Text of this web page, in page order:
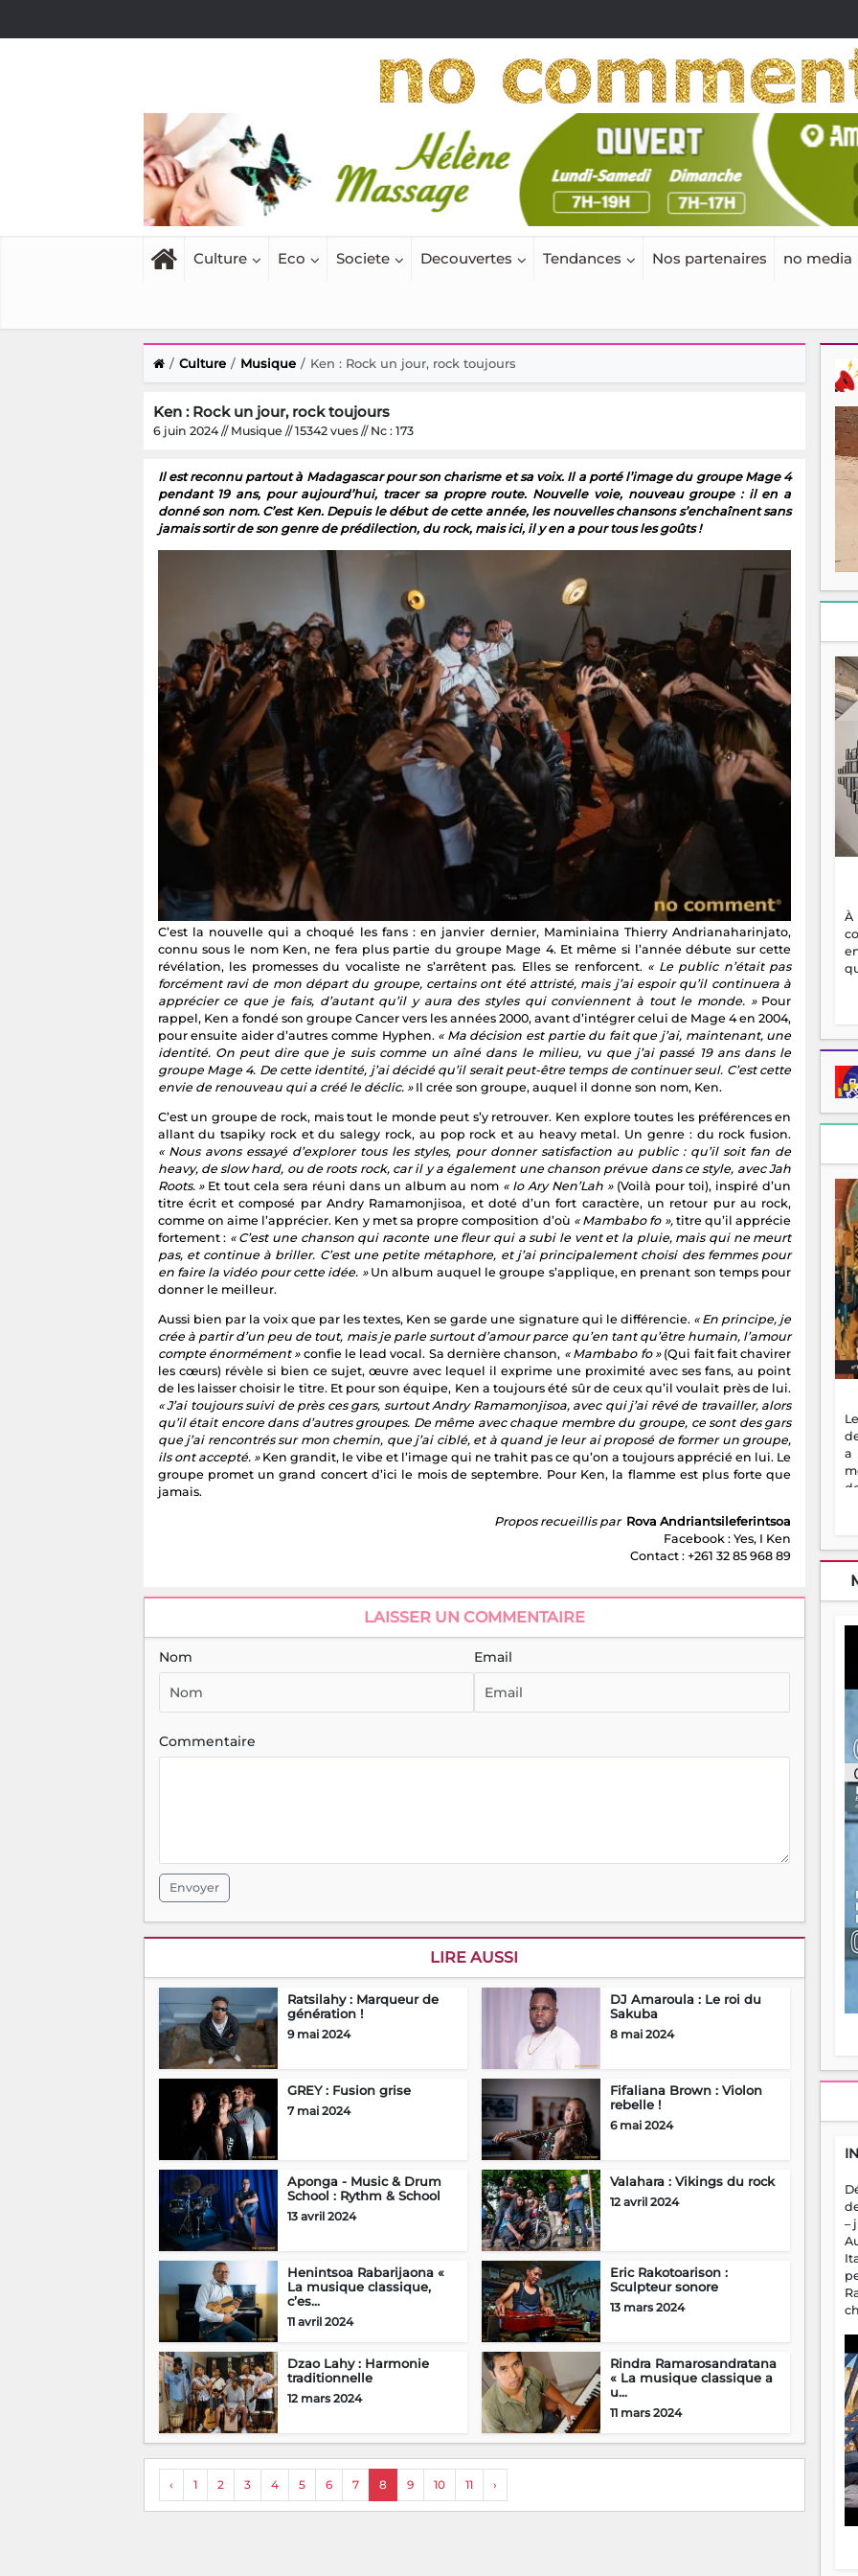
Culture Eco Societe Decouvertes Tendances Nos partenaires no media
Culture Musique Ken : Rock un jour, rock toujours
Ken : Rock un jour, rock toujours
6 juin 2024 // Musique // 15342 vues // Nc : 173
Il est reconnu partout à Madagascar pour son charisme et sa voix. Il a porté l’image du groupe Mage 4
pendant 19 ans, pour aujourd’hui, tracer sa propre route. Nouvelle voie, nouveau groupe : il en a
donné son nom. C’est Ken. Depuis le début de cette année, les nouvelles chansons s’enchaînent sans
jamais sortir de son genre de prédilection, du rock, mais ici, il y en a pour tous les goûts !
C’est la nouvelle qui a choqué les fans : en janvier dernier, Maminiaina Thierry Andrianaharinjato,
connu sous le nom Ken, ne fera plus partie du groupe Mage 4. Et même si l’année débute sur cette
révélation, les promesses du vocaliste ne s’arrêtent pas. Elles se renforcent. « Le public n’était pas
forcément ravi de mon départ du groupe, certains ont été attristé, mais j’ai espoir qu’il continuera à
apprécier ce que je fais, d’autant qu’il y aura des styles qui conviennent à tout le monde. »Pour
rappel, Ken a fondé son groupe Cancer vers les années 2000, avant d’intégrer celui de Mage 4 en 2004,
pour ensuite aider d’autres comme Hyphen. « Ma décision est partie du fait que j’ai, maintenant, une
identité. On peut dire que je suis comme un aîné dans le milieu, vu que j’ai passé 19 ans dans le
groupe Mage 4. De cette identité, j’ai décidé qu’il serait peut-être temps de continuer seul. C’est cette
envie de renouveau qui a créé le déclic. »Il crée son groupe, auquel il donne son nom, Ken.
C’est un groupe de rock, mais tout le monde peut s’y retrouver. Ken explore toutes les préférences en
allant du tsapiky rock et du salegy rock, au pop rock et au heavy metal. Un genre : du rock fusion.
« Nous avons essayé d’explorer tous les styles, pour donner satisfaction au public : qu’il soit fan de
heavy, de slow hard, ou de roots rock, car il y a également une chanson prévue dans ce style, avec Jah
Roots. »Et tout cela sera réuni dans un album au nom « Io Ary Nen’Lah » (Voilà pour toi), inspiré d’un
titre écrit et composé par Andry Ramamonjisoa, et doté d’un fort caractère, un retour pur au rock,
comme on aime l’apprécier. Ken y met sa propre composition d’où « Mambabo fo »,titre qu’il apprécie
fortement : « C’est une chanson qui raconte une fleur qui a subi le vent et la pluie, mais qui ne meurt
pas, et continue à briller. C’est une petite métaphore, et j’ai principalement choisi des femmes pour
en faire la vidéo pour cette idée. »Un album auquel le groupe s’applique, en prenant son temps pour
donner le meilleur.
Aussi bien par la voix que par les textes, Ken se garde une signature qui le différencie. « En principe, je
crée à partir d’un peu de tout, mais je parle surtout d’amour parce qu’en tant qu’être humain, l’amour
compte énormément » confie le lead vocal. Sa dernière chanson, « Mambabo fo »(Qui fait fait chavirer
les cœurs) révèle si bien ce sujet, œuvre avec lequel il exprime une proximité avec ses fans, au point
de les laisser choisir le titre. Et pour son équipe, Ken a toujours été sûr de ceux qu’il voulait près de lui.
« J’ai toujours suivi de près ces gars, surtout Andry Ramamonjisoa, avec qui j’ai rêvé de travailler, alors
qu’il était encore dans d’autres groupes. De même avec chaque membre du groupe, ce sont des gars
que j’ai rencontrés sur mon chemin, que j’ai ciblé, et à quand je leur ai proposé de former un groupe,
ils ont accepté. »Ken grandit, le vibe et l’image qui ne trahit pas ce qu’on a toujours apprécié en lui. Le
groupe promet un grand concert d’ici le mois de septembre. Pour Ken, la flamme est plus forte que
jamais.
Propos recueillis par Rova Andriantsileferintsoa
Facebook : Yes, I Ken
Contact : +261 32 85 968 89
LAISSER UN COMMENTAIRE
Nom Email
Commentaire
Envoyer
LIRE AUSSI
Ratsilahy : Marqueur de
génération !
9 mai 2024
DJ Amaroula : Le roi du
Sakuba
8 mai 2024
GREY : Fusion grise
7 mai 2024
Fifaliana Brown : Violon
rebelle !
6 mai 2024
Aponga - Music & Drum
School : Rythm & School
13 avril 2024
Valahara : Vikings du rock
12 avril 2024
Henintsoa Rabarijaona «
La musique classique,
c’es...
11 avril 2024
Eric Rakotoarison :
Sculpteur sonore
13 mars 2024
Dzao Lahy : Harmonie
traditionnelle
12 mars 2024
Rindra Ramarosandratana
« La musique classique a
u...
11 mars 2024
‹ 1 2 3 4 5 6 7 8 9 10 11 ›
a
–